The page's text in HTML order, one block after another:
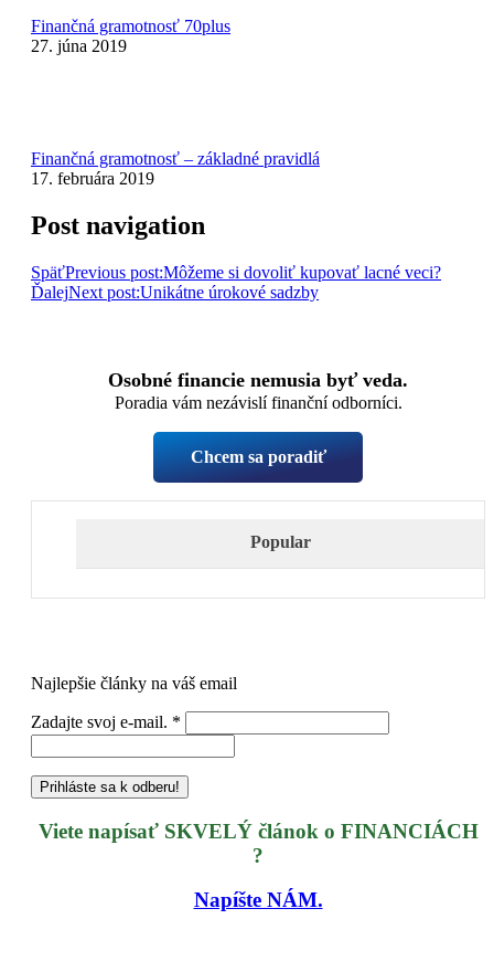
Finančná gramotnosť 70plus
27. júna 2019
Finančná gramotnosť – základné pravidlá
17. februára 2019
Post navigation
SpäťPrevious post:Môžeme si dovoliť kupovať lacné veci?
ĎalejNext post:Unikátne úrokové sadzby
Osobné financie nemusia byť veda.
Poradia vám nezávislí finanční odborníci.
Chcem sa poradiť
Popular
Najlepšie články na váš email
Zadajte svoj e-mail. *
Viete napísať SKVELÝ článok o FINANCIÁCH
?
Napíšte NÁM.